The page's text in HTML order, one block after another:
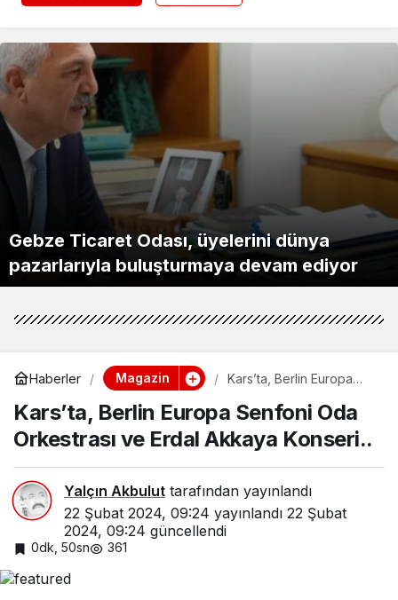
Gebze Ticaret Odası, üyelerini dünya
pazarlarıyla buluşturmaya devam ediyor
5 BAŞKAN BİR ARADA ESNAFIN YANINDA
KARASU’DA KENTSEL DÖNÜŞÜM SÜRECİ
BAŞLADI
Ünlü hayranlığı duygusal bağımlılığa
dönüşebilir
BASIN AÇIKLAMASI
Yazın bacaklarda pıhtı tehlikesi artıyor!
Özgür Özel ve Veli Ağbaba için fezleke
hazırlandı!
Yüksek Askeri Şura kararları Resmi
Gazete’de!
Bugün yurt genelinde hava nasıl olacak?
LGS yerleştirme sonuçları belli oldu
Haberler Magazin
Kars’ta, Berlin Europa
ve Erdal Akkaya Konseri..
Kars’ta, Berlin Europa Senfoni Oda
Orkestrası ve Erdal Akkaya Konseri..
Yalçın Akbulut tarafından yayınlandı
22 Şubat 2024, 09:24 yayınlandı 22 Şubat
2024, 09:24 güncellendi
0dk, 50sn 361